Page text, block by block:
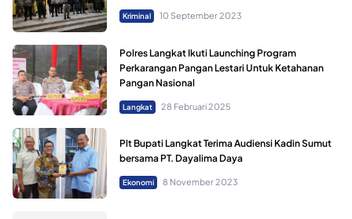
Kriminal 10 September 2023
Polres Langkat Ikuti Launching Program
Perkarangan Pangan Lestari Untuk Ketahanan
Pangan Nasional
Langkat 28 Februari 2025
Plt Bupati Langkat Terima Audiensi Kadin Sumut
bersama PT. Dayalima Daya
Ekonomi 8 November 2023